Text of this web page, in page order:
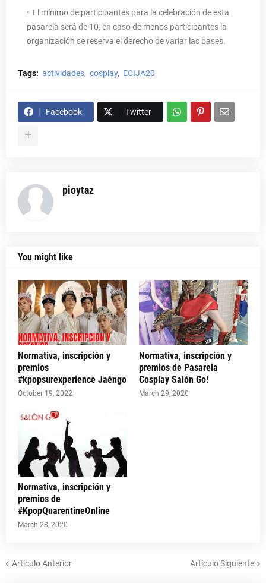
El mínimo de participantes para la celebración de esta
pasarela será de 10, en caso de menos participantes la
organización se reserva el derecho de variar las bases.
Tags: actividades cosplay ECIJA20
Facebook Twitter
pioytaz
You might like
Normativa, inscripción y
premios
#kpopsurexperience Jaéngo
October 19, 2022
Normativa, inscripción y
premios de Pasarela
Cosplay Salón Go!
March 29, 2020
Normativa, inscripción y
premios de
#KpopQuarentineOnline
March 28, 2020
Artículo Anterior Artículo Siguiente